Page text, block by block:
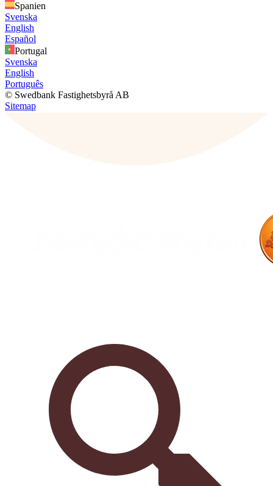
Spanien
Svenska
English
Español
Portugal
Svenska
English
Português
© Swedbank Fastighetsbyrå AB
Sitemap